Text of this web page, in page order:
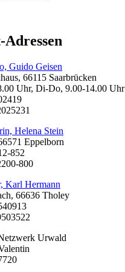
Guido Geisen
66115 Saarbrücken
Uhr, Di-Do, 9.00-14.00 Uhr
Helena Stein
Eppelborn
852
800
Karl Hermann
66636 Tholey
Urwald